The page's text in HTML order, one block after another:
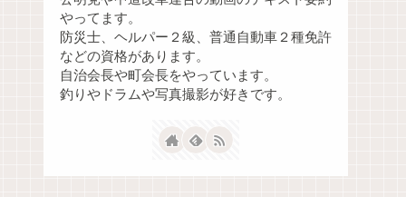
やってます。
防災士、ヘルパー２級、普通自動車２種免許
などの資格があります。
自治会長や町会長をやっています。
釣りやドラムや写真撮影が好きです。